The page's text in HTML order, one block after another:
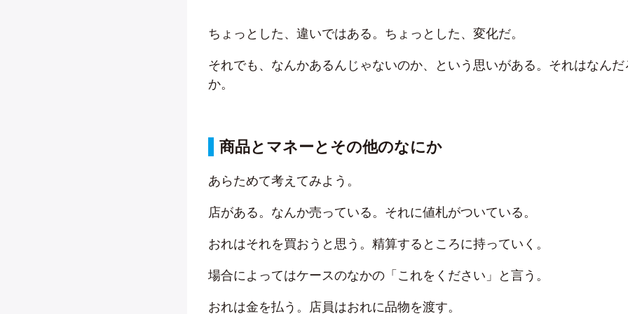
ちょっとした、違いではある。ちょっとした、変化だ。
それでも、なんかあるんじゃないのか、という思いがある。それはなんだ
か。
商品とマネーとその他のなにか
あらためて考えてみよう。
店がある。なんか売っている。それに値札がついている。
おれはそれを買おうと思う。精算するところに持っていく。
場合によってはケースのなかの「これをください」と言う。
おれは金を払う。店員はおれに品物を渡す。